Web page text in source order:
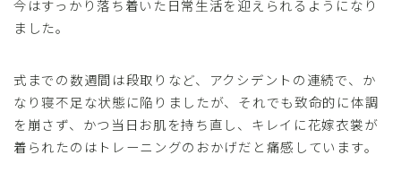
今はすっかり落ち着いた日常生活を迎えられるようになり
ました。
式までの数週間は段取りなど、アクシデントの連続で、か
なり寝不足な状態に陥りましたが、それでも致命的に体調
を崩さず、かつ当日お肌を持ち直し、キレイに花嫁衣裳が
着られたのはトレーニングのおかげだと痛感しています。